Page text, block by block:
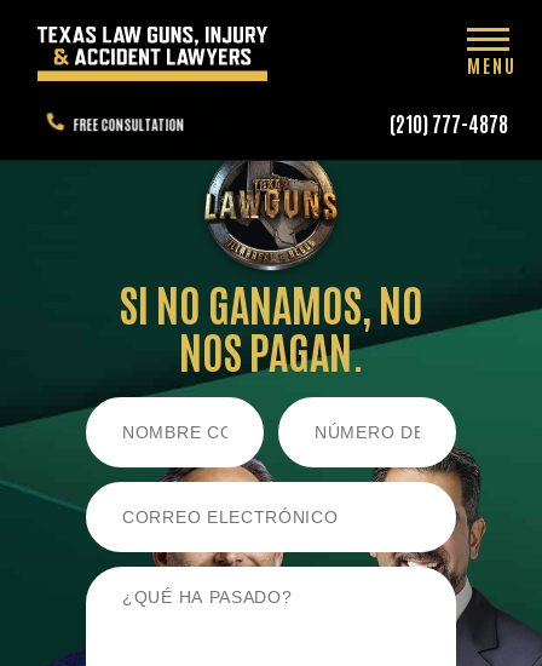
FREE CONSULTATION (210) 777-4878
MENU
SI NO GANAMOS, NO
NOS PAGAN.